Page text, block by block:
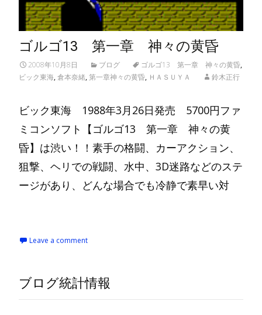
ゴルゴ13 第一章 神々の黄昏
2008年10月8日 ブログ ゴルゴ13 第一章 神々の黄昏,
ビック東海,倉本奈緒,第一章神々の黄昏, ＨＡＳＵＹＡ 鈴木正行
ビック東海 1988年3月26日発売 5700円ファ
ミコンソフト【ゴルゴ13 第一章 神々の黄
昏】は渋い！！素手の格闘、カーアクション、
狙撃、ヘリでの戦闘、水中、3D迷路などのステ
ージがあり、どんな場合でも冷静で素早い対
Leave a comment
ブログ統計情報